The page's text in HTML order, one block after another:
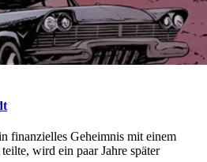
finanzielles Geheimnis mit einem
wird ein paar Jahre später